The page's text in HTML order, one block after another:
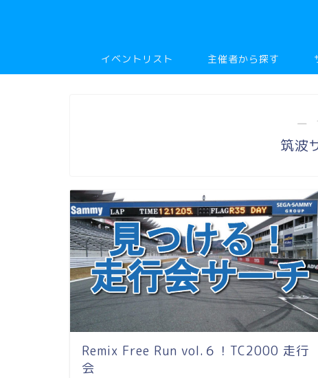
イベントリスト 主催者から探す
―
筑波
Remix Free Run vol.６！TC2000 走行
会